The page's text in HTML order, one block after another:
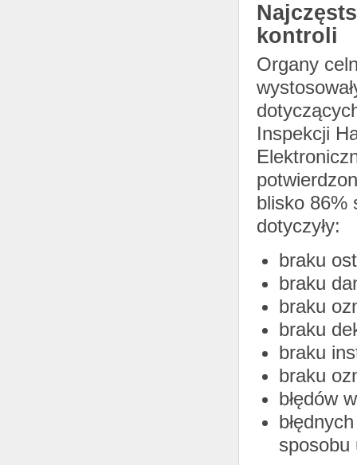
kontroli
Organy
Inspekcji
blisko 86%
dotyczyły:
braku
braku
braku
braku
braku
braku
błędów
sposobu